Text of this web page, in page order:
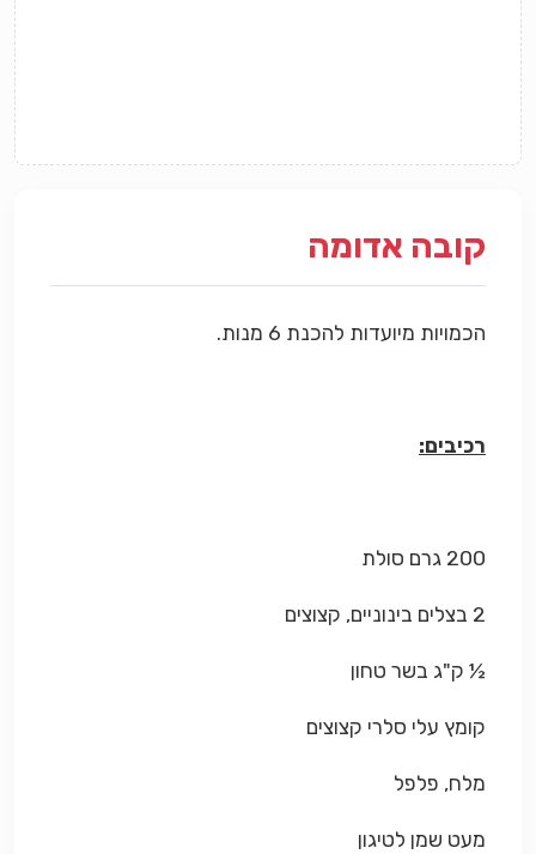
קובה אדומה
הכמויות מיועדות להכנת 6 מנות.
רכיבים:
200 גרם סולת
2 בצלים בינוניים, קצוצים
½ ק"ג בשר טחון
קומץ עלי סלרי קצוצים
מלח, פלפל
מעט שמן לטיגון